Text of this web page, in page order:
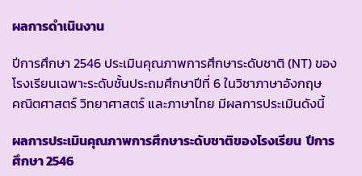
ผลการดำเนินงาน
ปีการศึกษา 2546 ประเมินคุณภาพการศึกษาระดับชาติ (NT) ของ
โรงเรียนเฉพาะระดับชั้นประถมศึกษาปีที่ 6 ในวิชาภาษาอังกฤษ
คณิตศาสตร์ วิทยาศาสตร์ และภาษาไทย มีผลการประเมินดังนี้
ผลการประเมินคุณภาพการศึกษาระดับชาติของโรงเรียน ปีการ
ศึกษา 2546